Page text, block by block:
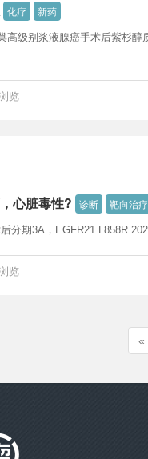
化疗 新药
高级别浆液腺癌手术后紫杉
览
心脏毒性? 诊断 靶向治疗
分期3A，EGFR21.L858R
览
«